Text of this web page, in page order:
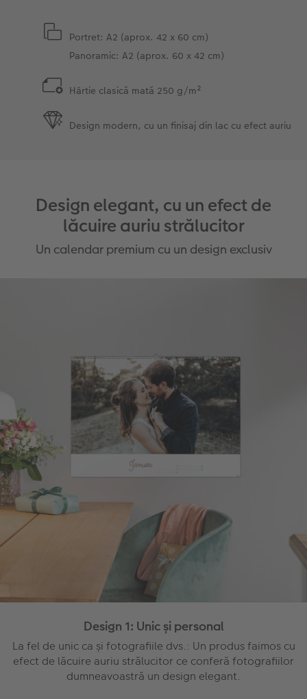
Portret: A2 (aprox. 42 x 60 cm)
Panoramic: A2 (aprox. 60 x 42 cm)
Hârtie clasică mată 250 g/m²
Design modern, cu un finisaj din lac cu efect auriu
Design elegant, cu un efect de
lăcuire auriu strălucitor
Un calendar premium cu un design exclusiv
Design 1: Unic și personal
La fel de unic ca și fotografiile dvs.: Un produs faimos cu
efect de lăcuire auriu strălucitor ce conferă fotografiilor
dumneavoastră un design elegant.